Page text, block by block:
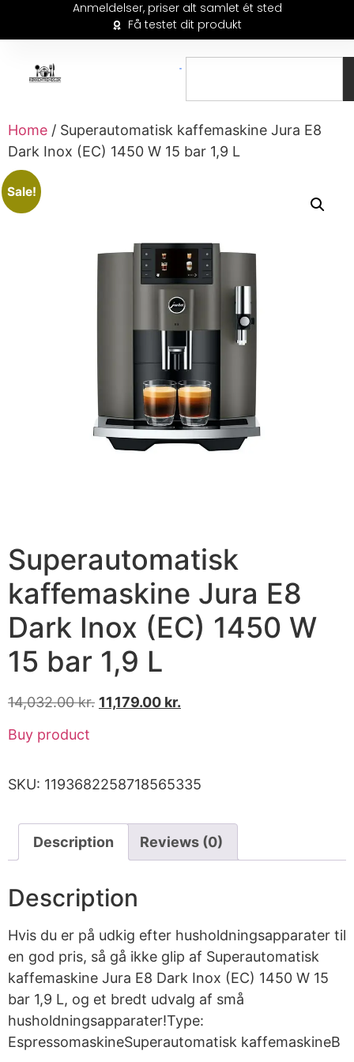
Anmeldelser, priser alt samlet ét sted
Få testet dit produkt
Home / Superautomatisk kaffemaskine Jura E8
Dark Inox (EC) 1450 W 15 bar 1,9 L
Sale!
Superautomatisk
kaffemaskine Jura E8
Dark Inox (EC) 1450 W
15 bar 1,9 L
14,032.00kr. 11,179.00 kr.
Buy product
SKU: 1193682258718565335
Description Reviews (0)
Description
Hvis du er på udkig efter husholdningsapparater til
en god pris, så gå ikke glip af Superautomatisk
kaffemaskine Jura E8 Dark Inox (EC) 1450 W 15
bar 1,9 L, og et bredt udvalg af små
husholdningsapparater!Type:
EspressomaskineSuperautomatisk kaffemaskineB